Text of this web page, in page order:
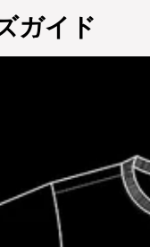
ガイド